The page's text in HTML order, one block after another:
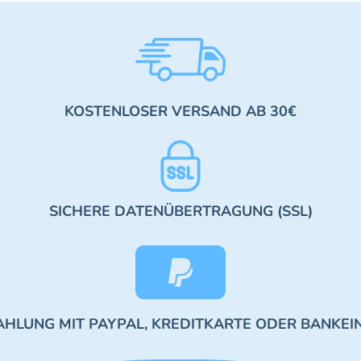
KOSTENLOSER VERSAND AB 30€
SICHERE DATENÜBERTRAGUNG (SSL)
MIT PAYPAL, KREDITKARTE ODER